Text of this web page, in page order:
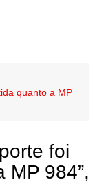
quanto a MP
foi
MP 984”,